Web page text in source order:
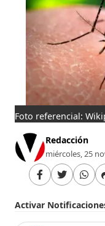
Foto referencial:
Redacción
miércoles, 25
Activar